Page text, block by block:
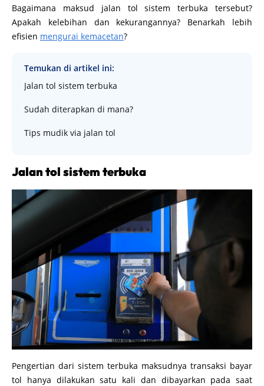
Bagaimana maksud jalan tol sistem terbuka tersebut?
Apakah kelebihan dan kekurangannya? Benarkah lebih
efisien mengurai kemacetan?
Temukan di artikel ini:
Jalan tol sistem terbuka
Sudah diterapkan di mana?
Tips mudik via jalan tol
Jalan tol sistem terbuka
Pengertian dari sistem terbuka maksudnya transaksi bayar
tol hanya dilakukan satu kali dan dibayarkan pada saat